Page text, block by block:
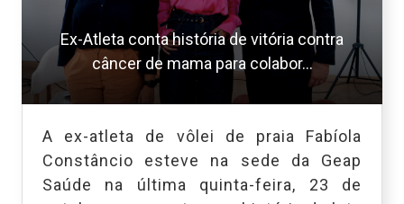
Ex-Atleta conta história de vitória contra
câncer de mama para colabor...
A ex-atleta de vôlei de praia Fabíola
Constâncio esteve na sede da Geap
Saúde na última quinta-feira, 23 de